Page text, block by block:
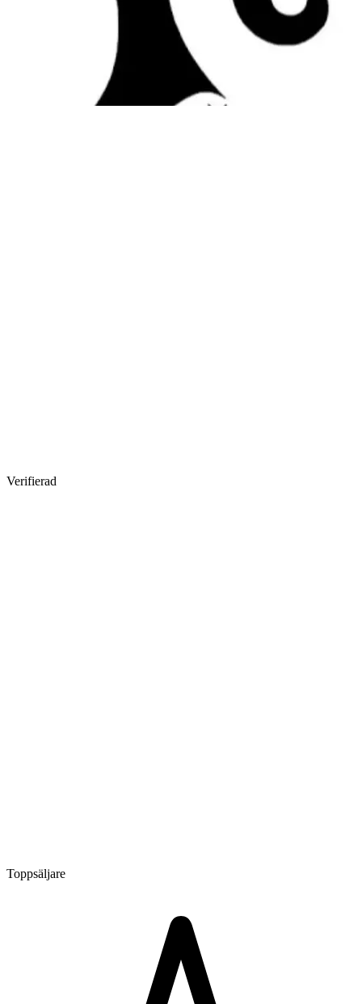
Verifierad
Toppsäljare